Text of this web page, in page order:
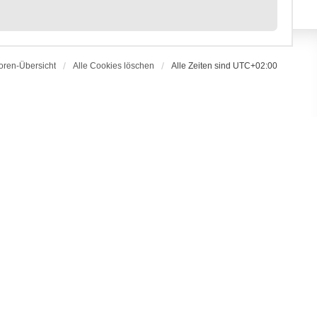
Übersicht Alle Cookies löschen Alle Zeiten sind UTC+02:00